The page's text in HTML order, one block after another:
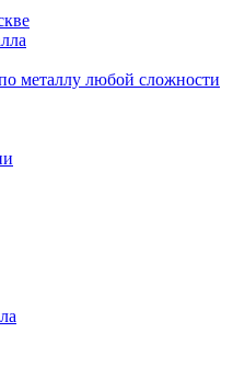
Шестигранник
дюралевый
дюралевый
металлу любой сложности